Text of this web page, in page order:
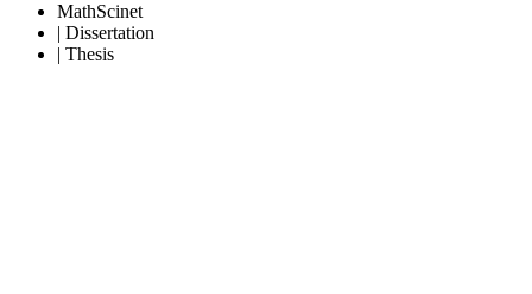
MathScinet
| Dissertation
| Thesis